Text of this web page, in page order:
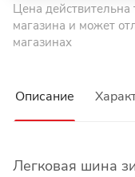
Цена действительна
магазина и может
магазинах
Описание
Легковая шина